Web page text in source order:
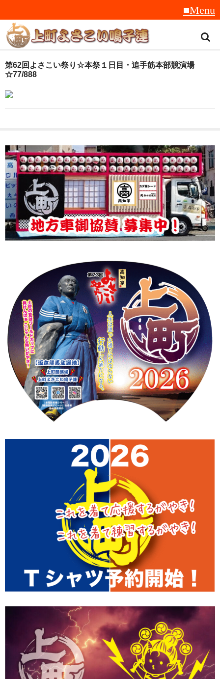
トップ
音楽
衣装
地方車
グッズ
上町Tシャツ
振付
その他
壁紙
お問合せ
スタッフブログ
第62回よさこい祭り☆本祭１日目・追手筋本部競演場
☆77/888